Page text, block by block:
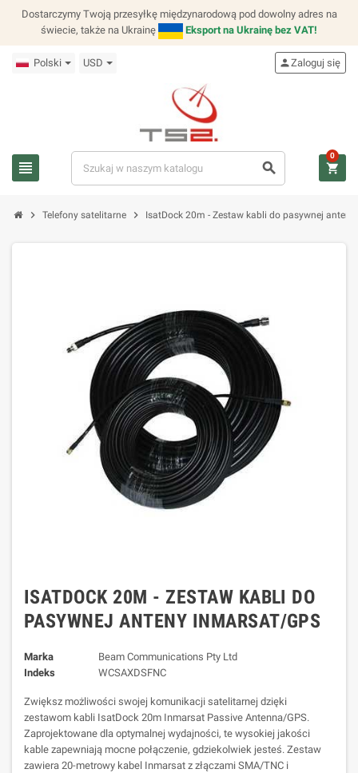
Dostarczymy Twoją przesyłkę międzynarodową pod dowolny adres na
świecie, także na Ukrainę
Eksport na Ukrainę bez VAT!
Polski USD
view_headline search
personZaloguj się
shopping_cart
0
chevron_right Telefony satelitarne chevron_right IsatDock 20m - Zestaw kabli do pasywnej
ISATDOCK 20M - ZESTAW KABLI DO
PASYWNEJ ANTENY INMARSAT/GPS
Marka
Beam Communications Pty Ltd
Indeks
WCSAXDSFNC
Zwiększ możliwości swojej komunikacji satelitarnej dzięki
zestawom kabli IsatDock 20m Inmarsat Passive Antenna/GPS.
Zaprojektowane dla optymalnej wydajności, te wysokiej jakości
kable zapewniają mocne połączenie, gdziekolwiek jesteś. Zestaw
zawiera 20-metrowy kabel Inmarsat z złączami SMA/TNC i